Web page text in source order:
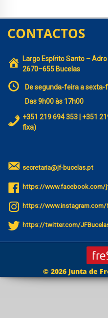
CONTACTOS
Largo Espírito Santo –
2670–655 Bucelas
De segunda-feira a sexta-
Das 9h00 às 17h00
+351 219 694 353 | +351
fixa)
secretaria@jf-bucelas.pt
https://www.facebook.com/
https://
https://twitter.com/
© 2026 Junta de